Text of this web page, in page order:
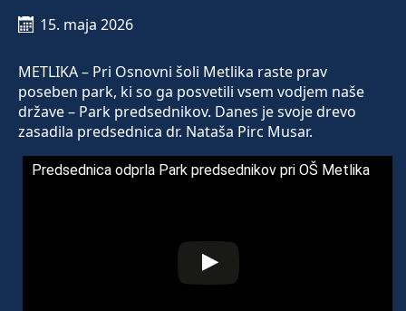
15. maja 2026
METLIKA – Pri Osnovni šoli Metlika raste prav
poseben park, ki so ga posvetili vsem vodjem naše
države – Park predsednikov. Danes je svoje drevo
zasadila predsednica dr. Nataša Pirc Musar.
Predsednica odprla Park predsednikov pri OŠ Metlika